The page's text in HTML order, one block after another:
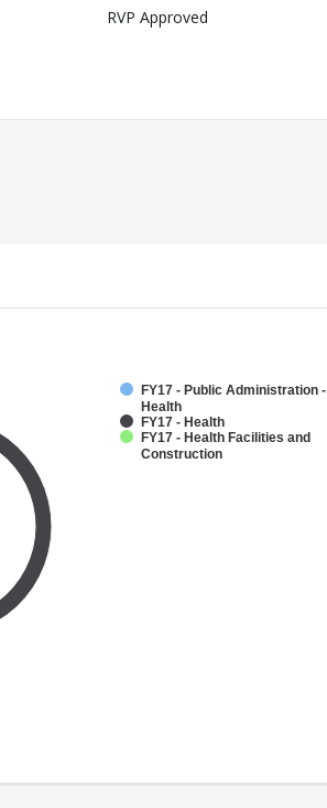
RVP Approved
FY17 - Public Administration -
Health
FY17 - Health
FY17 - Health Facilities and
Construction